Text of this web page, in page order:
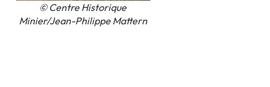
© Centre Historique
Minier/Jean-Philippe Mattern